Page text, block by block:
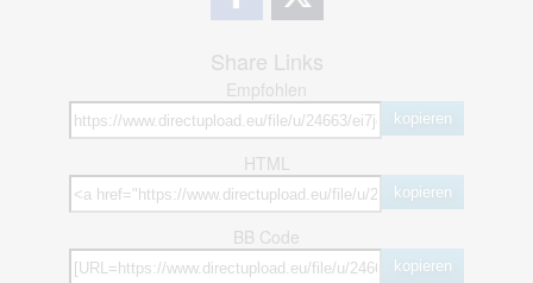
Share Links
Empfohlen
kopieren
HTML
kopieren
BB Code
kopieren